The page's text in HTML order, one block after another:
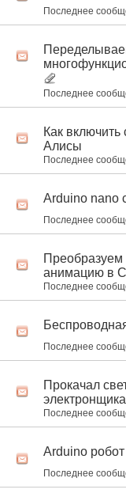
Последнее
Последнее
Как
Алисы
Последнее
Arduino nano
Последнее
Преобразуем
анимацию в
Последнее
Последнее
Прокачал
электронщика
Последнее
Arduino
Последнее